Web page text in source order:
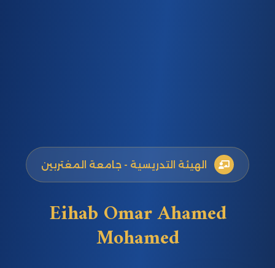
الهيئة التدريسية - جامعة المغتربين
Eihab Omar Ahamed
Mohamed